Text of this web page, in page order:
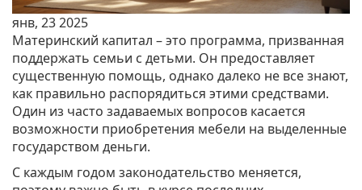
янв, 23 2025
Материнский капитал – это программа, призванная
поддержать семьи с детьми. Он предоставляет
существенную помощь, однако далеко не все знают,
как правильно распорядиться этими средствами.
Один из часто задаваемых вопросов касается
возможности приобретения мебели на выделенные
государством деньги.
С каждым годом законодательство меняется,